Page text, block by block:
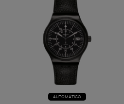
AUTOMÁTICO